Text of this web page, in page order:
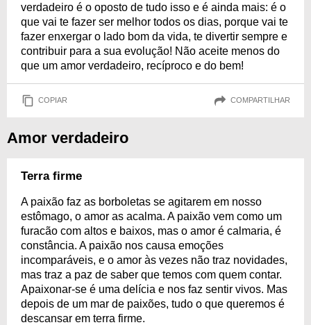
verdadeiro é o oposto de tudo isso e é ainda mais: é o
que vai te fazer ser melhor todos os dias, porque vai te
fazer enxergar o lado bom da vida, te divertir sempre e
contribuir para a sua evolução! Não aceite menos do
que um amor verdadeiro, recíproco e do bem!
COPIAR COMPARTILHAR
Amor verdadeiro
Terra firme
A paixão faz as borboletas se agitarem em nosso
estômago, o amor as acalma. A paixão vem como um
furacão com altos e baixos, mas o amor é calmaria, é
constância. A paixão nos causa emoções
incomparáveis, e o amor às vezes não traz novidades,
mas traz a paz de saber que temos com quem contar.
Apaixonar-se é uma delícia e nos faz sentir vivos. Mas
depois de um mar de paixões, tudo o que queremos é
descansar em terra firme.